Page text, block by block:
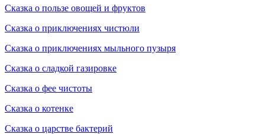
Сказка о пользе овощей и фруктов
Сказка о приключениях чистюли
Сказка о приключениях мыльного пузыря
Сказка о сладкой газировке
Сказка о фее чистоты
Сказка о котенке
Сказка о царстве бактерий